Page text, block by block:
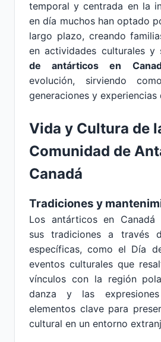
temporal y centrada en la
en día muchos han optado
largo plazo, creando
en actividades culturales y
de antárticos en
evolución, sirviendo
generaciones y experiencias
Vida y Cultura de
Comunidad de
Canadá
Tradiciones y
Los antárticos en Canadá
sus tradiciones a través
específicas, como el Día
eventos culturales que
vínculos con la región
danza y las
elementos clave para
cultural en un entorno